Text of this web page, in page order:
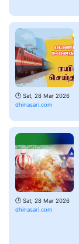
🕑 Sat, 28 Mar 2026
dhinasari.com
🕑 Sat, 28 Mar 2026
dhinasari.com